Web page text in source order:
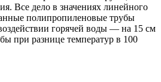
Все дело в значениях линейного
полипропиленовые трубы
горячей воды — на 15 см
при разнице температур в 100